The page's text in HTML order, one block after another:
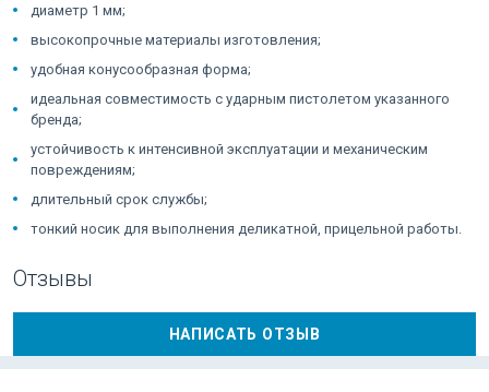
диаметр 1 мм;
высокопрочные материалы изготовления;
удобная конусообразная форма;
идеальная совместимость с ударным пистолетом указанного
бренда;
устойчивость к интенсивной эксплуатации и механическим
повреждениям;
длительный срок службы;
тонкий носик для выполнения деликатной, прицельной работы.
Отзывы
НАПИСАТЬ ОТЗЫВ